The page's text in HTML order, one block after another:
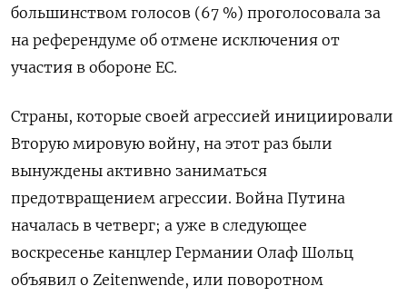
большинством голосов (67 %) проголосовала за
на референдуме об отмене исключения от
участия в обороне ЕС.
Страны, которые своей агрессией инициировали
Вторую мировую войну, на этот раз были
вынуждены активно заниматься
предотвращением агрессии. Война Путина
началась в четверг; а уже в следующее
воскресенье канцлер Германии Олаф Шольц
объявил о Zeitenwendе, или поворотном